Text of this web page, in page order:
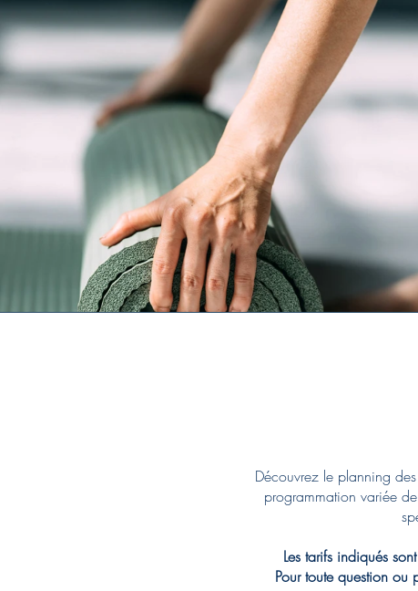
Découvrez le planning
programmation variée
Les tarifs indiqués
Pour toute question